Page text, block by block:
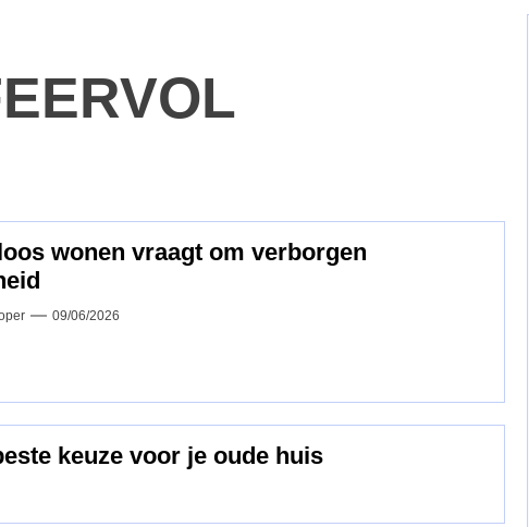
wonen vraagt om verborgen
09/06/2026
keuze voor je oude huis